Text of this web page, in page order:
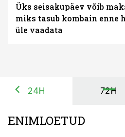
Üks seisakupäev võib
miks tasub kombain enne
üle vaadata
24H 72H
ENIMLOETUD